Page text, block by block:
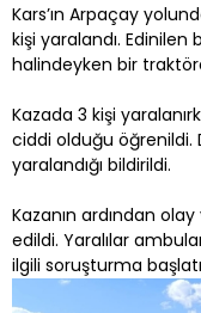
Kars’ın Arpaçay
kişi yaralandı.
halindeyken bir
Kazada 3 kişi
ciddi olduğu öğrenildi.
yaralandığı bildirildi.
Kazanın ardından
edildi. Yaralılar
ilgili soruşturma